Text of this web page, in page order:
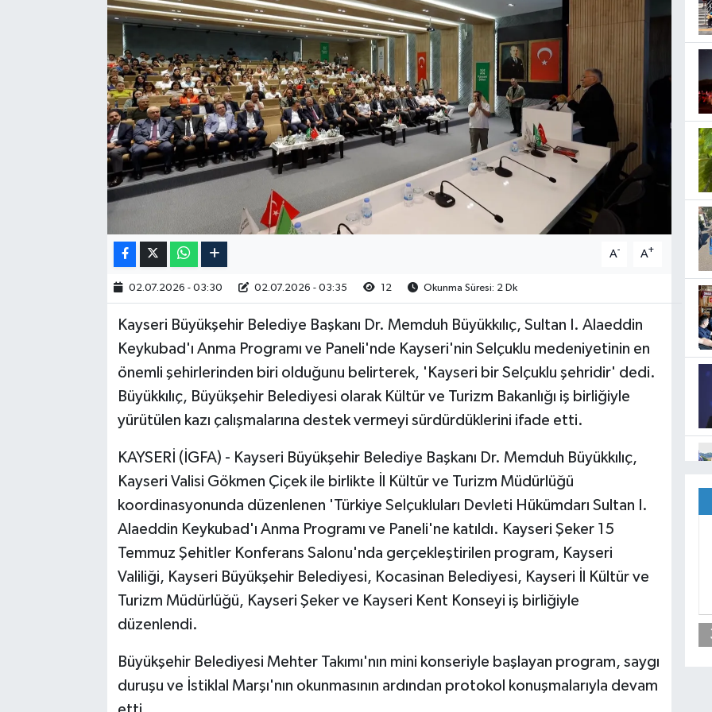
A- A+
02.07.2026 - 03:30 02.07.2026 - 03:35 12 Okunma Süresi: 2 Dk
Kayseri Büyükşehir Belediye Başkanı Dr. Memduh Büyükkılıç, Sultan I. Alaeddin
Keykubad'ı Anma Programı ve Paneli'nde Kayseri'nin Selçuklu medeniyetinin en
önemli şehirlerinden biri olduğunu belirterek, 'Kayseri bir Selçuklu şehridir' dedi.
Büyükkılıç, Büyükşehir Belediyesi olarak Kültür ve Turizm Bakanlığı iş birliğiyle
yürütülen kazı çalışmalarına destek vermeyi sürdürdüklerini ifade etti.
KAYSERİ (İGFA) - Kayseri Büyükşehir Belediye Başkanı Dr. Memduh Büyükkılıç,
Kayseri Valisi Gökmen Çiçek ile birlikte İl Kültür ve Turizm Müdürlüğü
koordinasyonunda düzenlenen 'Türkiye Selçukluları Devleti Hükümdarı Sultan I.
Alaeddin Keykubad'ı Anma Programı ve Paneli'ne katıldı. Kayseri Şeker 15
Temmuz Şehitler Konferans Salonu'nda gerçekleştirilen program, Kayseri
Valiliği, Kayseri Büyükşehir Belediyesi, Kocasinan Belediyesi, Kayseri İl Kültür ve
Turizm Müdürlüğü, Kayseri Şeker ve Kayseri Kent Konseyi iş birliğiyle
düzenlendi.
Büyükşehir Belediyesi Mehter Takımı'nın mini konseriyle başlayan program, saygı
duruşu ve İstiklal Marşı'nın okunmasının ardından protokol konuşmalarıyla devam